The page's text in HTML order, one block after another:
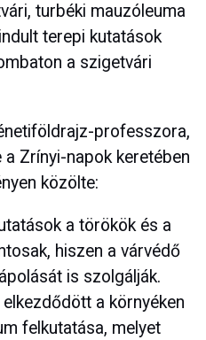
turbéki mauzóleuma
terepi kutatások
a szigetvári
professzora,
Zrínyi-napok keretében
közölte:
a törökök és a
hiszen a várvédő
is szolgálják.
a környéken
felkutatása, melyet